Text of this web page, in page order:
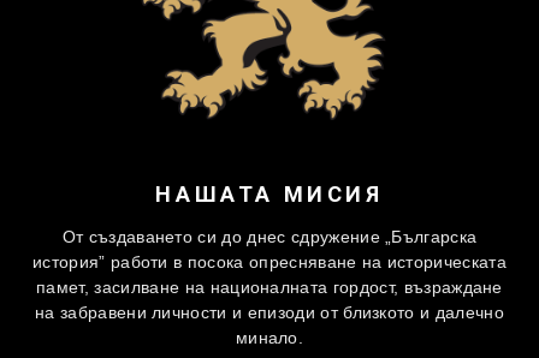
НАШАТА МИСИЯ
От създаването си до днес сдружение „Българска
история” работи в посока опресняване на историческата
памет, засилване на националната гордост, възраждане
на забравени личности и епизоди от близкото и далечно
минало.